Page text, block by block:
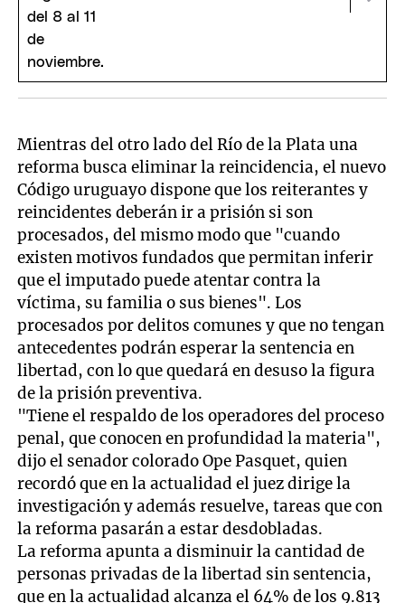
Mientras del otro lado del Río de la Plata una
reforma busca eliminar la reincidencia, el nuevo
Código uruguayo dispone que los reiterantes y
reincidentes deberán ir a prisión si son
procesados, del mismo modo que "cuando
existen motivos fundados que permitan inferir
que el imputado puede atentar contra la
víctima, su familia o sus bienes". Los
procesados por delitos comunes y que no tengan
antecedentes podrán esperar la sentencia en
libertad, con lo que quedará en desuso la figura
de la prisión preventiva.
"Tiene el respaldo de los operadores del proceso
penal, que conocen en profundidad la materia",
dijo el senador colorado Ope Pasquet, quien
recordó que en la actualidad el juez dirige la
investigación y además resuelve, tareas que con
la reforma pasarán a estar desdobladas.
La reforma apunta a disminuir la cantidad de
personas privadas de la libertad sin sentencia,
que en la actualidad alcanza el 64% de los 9.813